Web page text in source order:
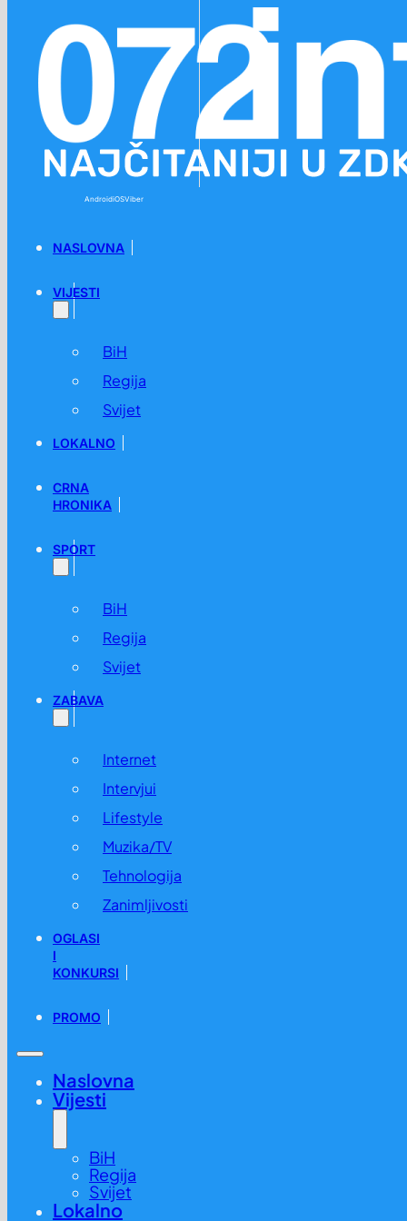
AndroidiOSViber
NASLOVNA
VIJESTI
BiH
Regija
Svijet
LOKALNO
CRNA
HRONIKA
SPORT
BiH
Regija
Svijet
ZABAVA
Internet
Intervjui
Lifestyle
Muzika/TV
Tehnologija
Zanimljivosti
OGLASI
I
KONKURSI
PROMO
Naslovna
Vijesti
BiH
Regija
Svijet
Lokalno